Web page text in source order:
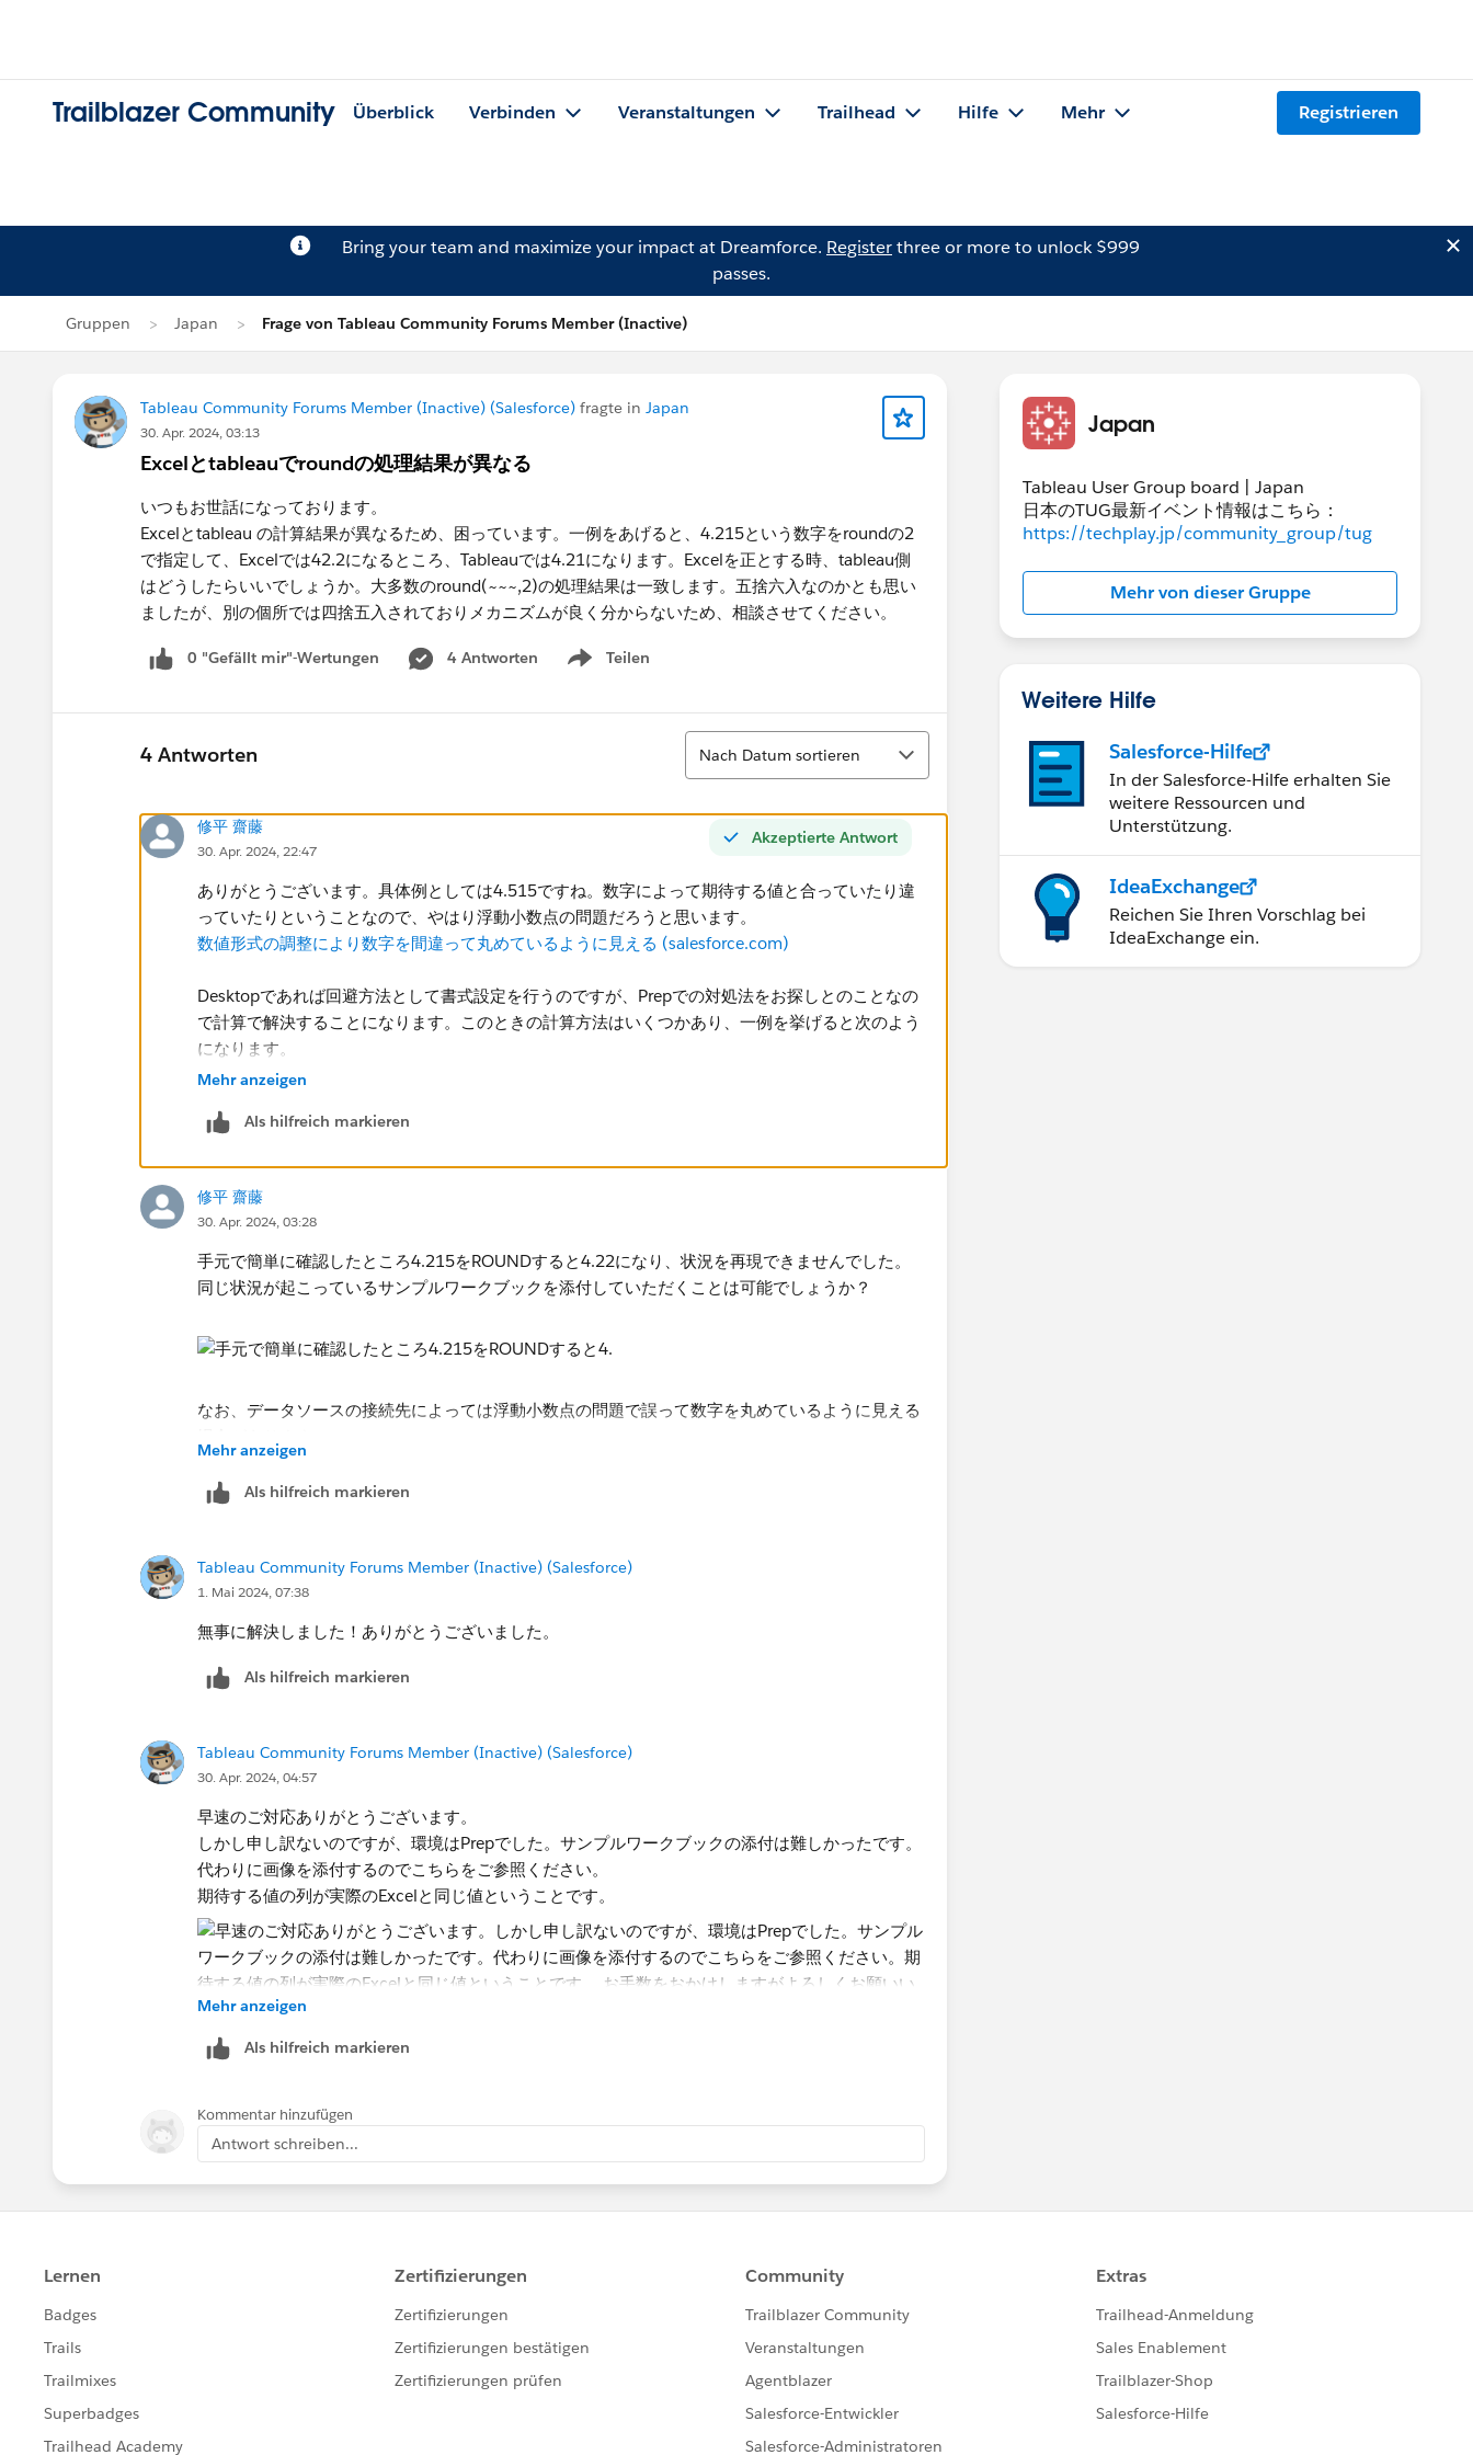
Trailblazer Community Überblick Verbinden Veranstaltungen Trailhead Hilfe Mehr Registrieren
Bring your team and maximize your impact at Dreamforce. Registerthree or more to unlock $999
passes.
Gruppen Japan Frage von Tableau Community Forums Member (Inactive)
Tableau Community Forums Member (Inactive) (Salesforce) fragte in Japan
30. Apr. 2024, 03:13
Excelとtableauでroundの処理結果が異なる
いつもお世話になっております。
Excelとtableau の計算結果が異なるため、困っています。一例をあげると、4.215という数字をroundの2
で指定して、Excelでは42.2になるところ、Tableauでは4.21になります。Excelを正とする時、tableau側
はどうしたらいいでしょうか。大多数のround(~~~,2)の処理結果は一致します。五捨六入なのかとも思い
ましたが、別の個所では四捨五入されておりメカニズムが良く分からないため、相談させてください。
0 "Gefällt mir"-Wertungen 4 Antworten Teilen
Show menu
4 Antworten
Sortieren
Nach Datum sortieren
Akzeptierte Antwort
修平 齋藤
30. Apr. 2024, 22:47
ありがとうございます。具体例としては4.515ですね。​数字によって期待する値と合っていたり違
っていたりということなので、やはり浮動小数点の問題だろうと思います。
数値形式の調整により数字を間違って丸めているように見える (salesforce.com)
Desktopであれば回避方法として書式設定を行うのですが、Prepでの対処法をお探しとのことなの
で計算で解決することになります。このときの計算方法はいくつかあり、一例を挙げると次のよう
になります。
Mehr anzeigen
Als hilfreich markieren
修平 齋藤
30. Apr. 2024, 03:28
手元で簡単に確認したところ4.215をROUNDすると4.22になり、状況を再現できませんでした。
同じ状況が起こっているサンプルワークブックを添付していただくことは可能でしょうか？​
なお、データソースの接続先によっては​浮動小数点の問題で誤って数字を丸めているように見える
数値関数 - Tableau
Mehr anzeigen
Als hilfreich markieren
Tableau Community Forums Member (Inactive) (Salesforce)
1. Mai 2024, 07:38
無事に解決しました！ありがとうございました。
Als hilfreich markieren
Tableau Community Forums Member (Inactive) (Salesforce)
30. Apr. 2024, 04:57
早速のご対応ありがとうございます。
しかし申し訳ないのですが、環境はPrepでした。サンプルワークブックの添付は難しかったです。
代わりに画像を添付するのでこちらをご参照ください。
期待する値の列が実際のExcelと同じ値ということです。
Mehr anzeigen
Als hilfreich markieren
Kommentar hinzufügen
Antwort schreiben...
Japan
Tableau User Group board | Japan
日本のTUG最新イベント情報はこちら：
https://techplay.jp/community_group/tug
Mehr von dieser Gruppe
Weitere Hilfe
Salesforce-Hilfe
In der Salesforce-Hilfe erhalten Sie
weitere Ressourcen und
Unterstützung.
IdeaExchange
Reichen Sie Ihren Vorschlag bei
IdeaExchange ein.